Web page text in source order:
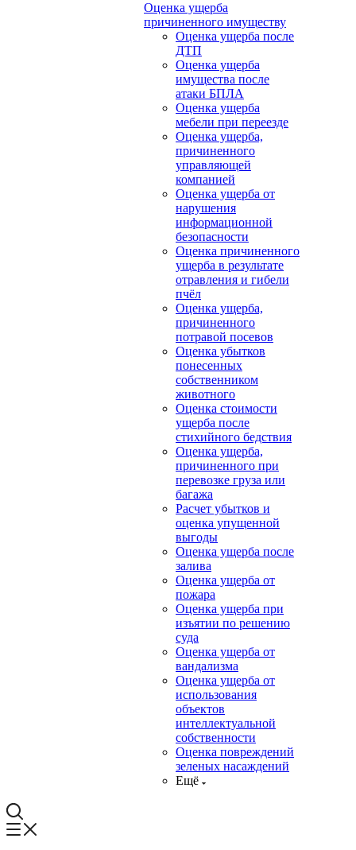
Оценка ущерба
причиненного имуществу
Оценка ущерба после
ДТП
Оценка ущерба
имущества после
атаки БПЛА
Оценка ущерба
мебели при переезде
Оценка ущерба,
причиненного
управляющей
компанией
Оценка ущерба от
нарушения
информационной
безопасности
Оценка причиненного
ущерба в результате
отравления и гибели
пчёл
Оценка ущерба,
причиненного
потравой посевов
Оценка убытков
понесенных
собственником
животного
Оценка стоимости
ущерба после
стихийного бедствия
Оценка ущерба,
причиненного при
перевозке груза или
багажа
Расчет убытков и
оценка упущенной
выгоды
Оценка ущерба после
залива
Оценка ущерба от
пожара
Оценка ущерба при
изъятии по решению
суда
Оценка ущерба от
вандализма
Оценка ущерба от
использования
объектов
интеллектуальной
собственности
Оценка повреждений
зеленых насаждений
Ещё